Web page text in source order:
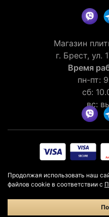
Магазин
г. Брест, ул.
Время
пн-пт:
сб:
вс:
отзывов
Политика
Продолжая использовать наш
файлов cookie в соответствии с